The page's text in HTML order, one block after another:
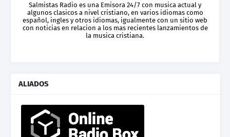
Salmistas Radio es una Emisora 24/7 con musica actual y
algunos clasicos a nivel cristiano, en varios idiomas como
español, ingles y otros idiomas, igualmente con un sitio web
con noticias en relacion a los mas recientes lanzamientos de
la musica cristiana.
ALIADOS